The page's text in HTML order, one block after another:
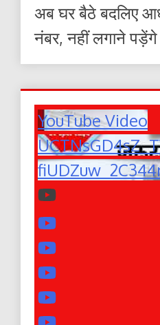
अब घर बैठे बदलिए
नंबर, नहीं लगाने
YouTube Video